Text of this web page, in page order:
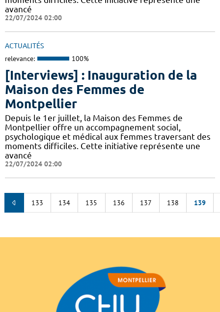
avancé
22/07/2024 02:00
ACTUALITÉS
relevance: 100%
[Interviews] : Inauguration de la
Maison des Femmes de
Montpellier
Depuis le 1er juillet, la Maison des Femmes de
Montpellier offre un accompagnement social,
psychologique et médical aux femmes traversant des
moments difficiles. Cette initiative représente une
avancé
22/07/2024 02:00
133 134 135 136 137 138 139